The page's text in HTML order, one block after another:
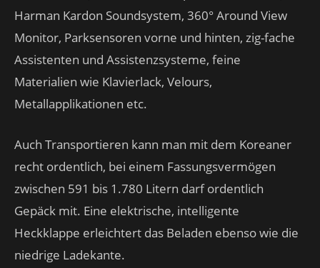
Harman Kardon Soundsystem, 360° Around View
Monitor, Parksensoren vorne und hinten, zig-fache
Assistenten und Assistenzsysteme, feine
Materialien wie Klavierlack, Velours,
Metallapplikationen etc.
Auch Transportieren kann man mit dem Koreaner
recht ordentlich, bei einem Fassungsvermögen
zwischen 591 bis 1.780 Litern darf ordentlich
Gepäck mit. Eine elektrische, intelligente
Heckklappe erleichtert das Beladen ebenso wie die
niedrige Ladekante.